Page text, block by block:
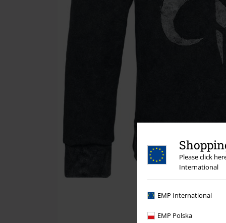
Please click
International
EMP International
EMP Polska